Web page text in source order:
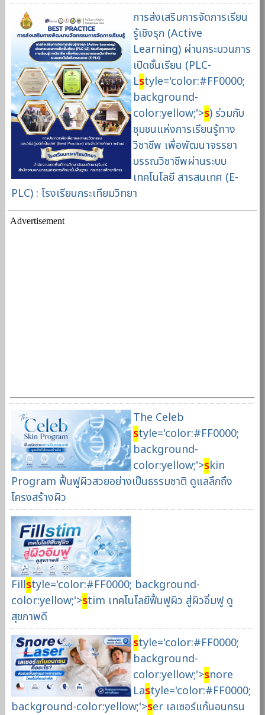
การส่งเสริมการจัดการเรียน
รู้เชิงรุก (Active
Learning) ผ่านกระบวนการ
เปิดชั้นเรียน (PLC-
Lstyle='color:#FF0000;
background-
color:yellow;'>s) ร่วมกับ
ชุมชนแห่งการเรียนรู้ทาง
วิชาชีพ เพื่อพัฒนาจรรยา
บรรณวิชาชีพผ่านระบบ
เทคโนโลยี สารสนเทศ (E-
PLC) : โรงเรียนกระเทียมวิทยา
Advertisement
The Celeb
style='color:#FF0000;
background-
color:yellow;'>skin
Program ฟื้นฟูผิวสวยอย่างเป็นธรรมชาติ ดูแลลึกถึง
โครงสร้างผิว
Fillstyle='color:#FF0000; background-
color:yellow;'>stim เทคโนโลยีฟื้นฟูผิว สู่ผิวอิ่มฟู ดู
สุขภาพดี
style='color:#FF0000;
background-
color:yellow;'>snore
Lastyle='color:#FF0000;
background-color:yellow;'>ser เลเซอร์แก้นอนกรน